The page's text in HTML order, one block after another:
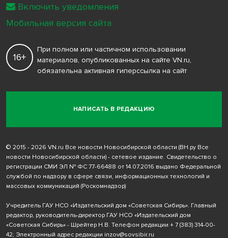
НАПИСАТЬ В РЕДАКЦИЮ
16+
При полном или частичном использовании
материалов, опубликованных на сайте VN.ru,
обязательна активная гиперссылка на сайт
© 2015 - 2026 VN.ru Все новости Новосибирской области (ВН.ру Все
новости Новосибирской области) - сетевое издание. Свидетельство о
регистрации СМИ ЭЛ № ФС 77-66488 от 14.07.2016 выдано Федеральной
службой по надзору в сфере связи, информационных технологий и
массовых коммуникаций (Роскомнадзор)
Учредитель ГАУ НСО «Издательский дом «Советская Сибирь». Главный
редактор, руководитель-директор ГАУ НСО «Издательский дом
«Советская Сибирь» - Шрейтер Н.В. Телефон редакции + 7 (383) 314-00-
42; Электронный адрес редакции inzov@sovsibir.ru
Включить уведомления
Мобильная версия сайта